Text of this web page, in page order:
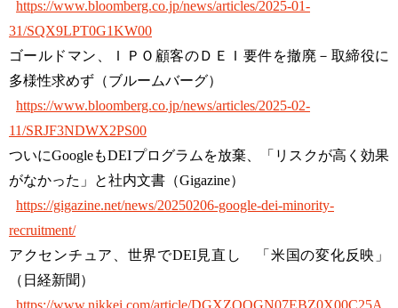
https://www.bloomberg.co.jp/news/articles/2025-01-
31/SQX9LPT0G1KW00
ゴールドマン、ＩＰＯ顧客のＤＥＩ要件を撤廃－取締役に
多様性求めず（ブルームバーグ）
https://www.bloomberg.co.jp/news/articles/2025-02-
11/SRJF3NDWX2PS00
ついにGoogleもDEIプログラムを放棄、「リスクが高く効果
がなかった」と社内文書（Gigazine）
https://gigazine.net/news/20250206-google-dei-minority-
recruitment/
アクセンチュア、世界でDEI見直し 「米国の変化反映」
（日経新聞）
https://www.nikkei.com/article/DGXZQOGN07EBZ0X00C25A